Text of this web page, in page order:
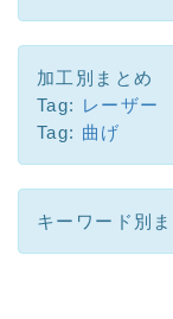
加工別まとめ
Tag: レーザー
Tag: 曲げ
キーワード別